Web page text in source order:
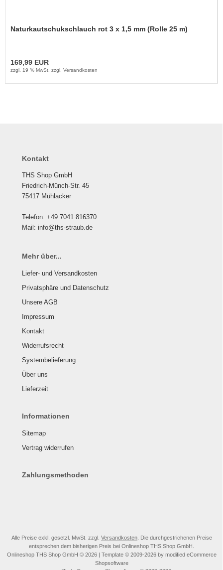
Naturkautschukschlauch rot 3 x 1,5 mm (Rolle 25 m)
169,99 EUR
zzgl. 19 % MwSt. zzgl. Versandkosten
Kontakt
THS Shop GmbH
Friedrich-Münch-Str. 45
75417 Mühlacker
Telefon: +49 7041 816370
Mail: info@ths-straub.de
Mehr über...
Liefer- und Versandkosten
Privatsphäre und Datenschutz
Unsere AGB
Impressum
Kontakt
Widerrufsrecht
Systembelieferung
Über uns
Lieferzeit
Informationen
Sitemap
Vertrag widerrufen
Zahlungsmethoden
Alle Preise exkl. gesetzl. MwSt. zzgl. Versandkosten. Die durchgestrichenen Preise
entsprechen dem bisherigen Preis bei Onlineshop THS Shop GmbH.
Onlineshop THS Shop GmbH © 2026 | Template © 2009-2026 by modified eCommerce
Shopsoftware